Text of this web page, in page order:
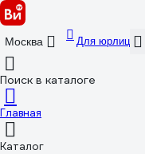
Москва Для юрлиц
Поиск в каталоге
Главная
Каталог